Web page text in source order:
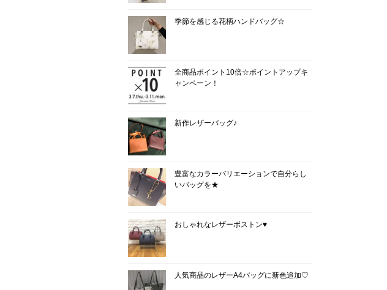
季節を感じる花柄ハンドバッグ☆
全商品ポイント10倍☆ポイントアップキ
ャンペーン！
新作レザーバッグ♪
豊富なカラーバリエーションで自分らし
いバッグを★
おしゃれなレザーボストン♥
人気商品のレザーA4バッグに新色追加♡